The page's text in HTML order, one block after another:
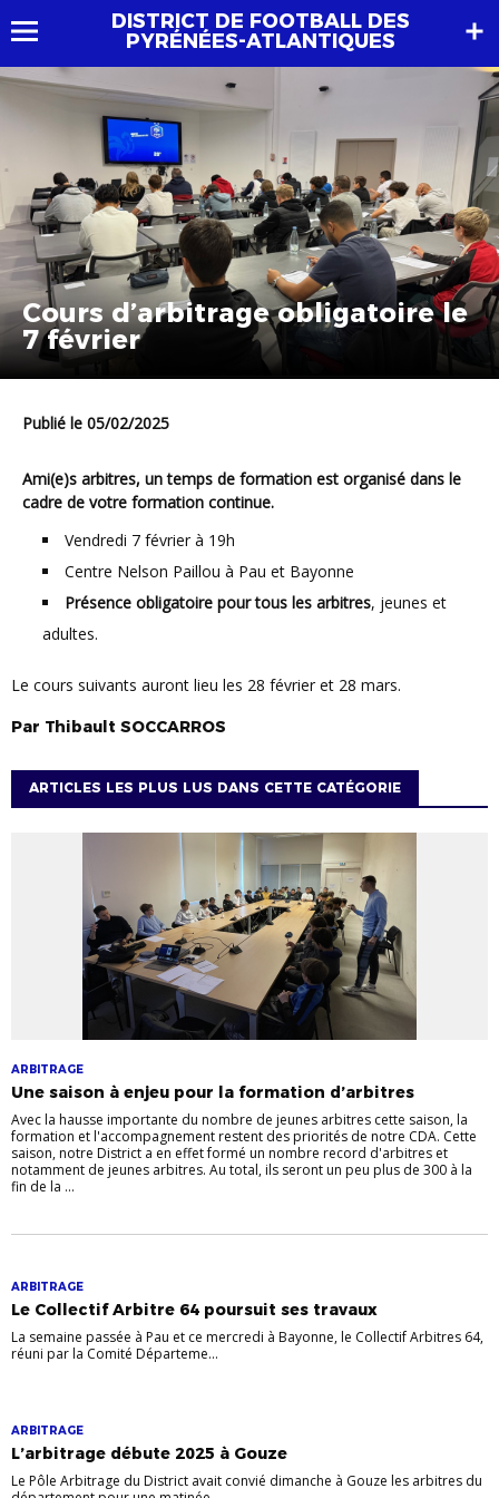
DISTRICT DE FOOTBALL DES
PYRÉNÉES-ATLANTIQUES
Cours d’arbitrage obligatoire le
7 février
Publié le 05/02/2025
Ami(e)s arbitres, un temps de formation est organisé dans le
cadre de votre formation continue.
Vendredi 7 février à 19h
Centre Nelson Paillou à Pau et Bayonne
Présence obligatoire pour tous les arbitres, jeunes et
adultes.
Le cours suivants auront lieu les 28 février et 28 mars.
Par Thibault SOCCARROS
ARTICLES LES PLUS LUS DANS CETTE CATÉGORIE
ARBITRAGE
Une saison à enjeu pour la formation d’arbitres
Avec la hausse importante du nombre de jeunes arbitres cette saison, la
formation et l'accompagnement restent des priorités de notre CDA. Cette
saison, notre District a en effet formé un nombre record d'arbitres et
notamment de jeunes arbitres. Au total, ils seront un peu plus de 300 à la
fin de la ...
ARBITRAGE
Le Collectif Arbitre 64 poursuit ses travaux
La semaine passée à Pau et ce mercredi à Bayonne, le Collectif Arbitres 64,
réuni par la Comité Départeme...
ARBITRAGE
L’arbitrage débute 2025 à Gouze
Le Pôle Arbitrage du District avait convié dimanche à Gouze les arbitres du